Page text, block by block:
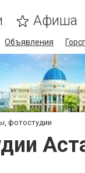
Афиша
Объявления
фотостудии